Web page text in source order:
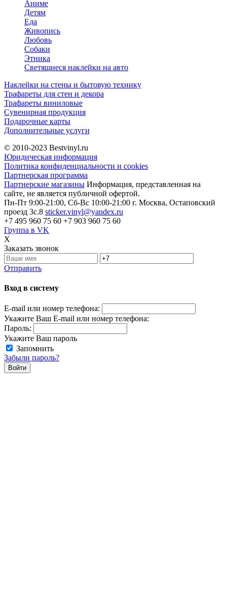
Аниме
Детям
Еда
Живопись
Любовь
Собаки
Этника
Светящиеся наклейки на авто
Наклейки на стены и бытовую технику
Трафареты для стен и декора
Трафареты виниловые
Сувенирная продукция
Подарочные карты
Дополнительные услуги
© 2010-2023 Bestvinyl.ru
Юридическая информация
Политика конфиденциальности и cookies
Партнерская программа
Партнерские магазины Информация, представленная на
сайте, не является публичной офертой.
Пн-Пт 9:00-21:00, Сб-Вс 10:00-21:00 г. Москва, Остаповский
проезд 3с.8 sticker.vinyl@yandex.ru
+7 495 960 75 60 +7 903 960 75 60
Группа в VK
X
Заказать звонок
Отправить
Вход в систему
E-mail или номер телефона:
Укажите Ваш E-mail или номер телефона:
Пароль:
Укажите Ваш пароль
Запомнить
Забыли пароль?